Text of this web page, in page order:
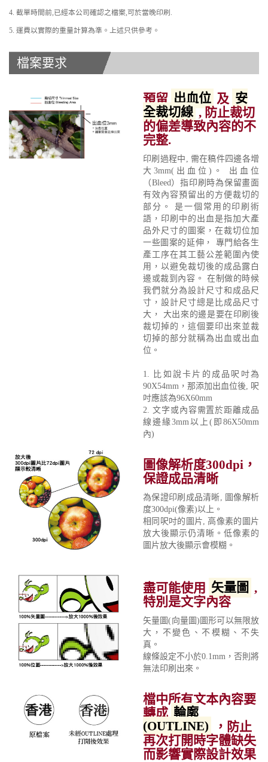
4. 截單時間前,已經本公司確認之檔案,可於當晚印刷.
5. 運費以實際的重量計算為準。上述只供參考。
檔案要求
預留 出血位 及 安
全裁切線, 防止裁切
的偏差導致內容的不
完整.
印刷過程中, 需在稿件四邊各增
大3mm(出血位)。 出血位
（Bleed）指印刷時為保留畫面
有效內容預留出的方便裁切的
部分。 是一個常用的印刷術
語，印刷中的出血是指加大產
品外尺寸的圖案，在裁切位加
一些圖案的延伸， 專門給各生
產工序在其工藝公差範圍內使
用，以避免裁切後的成品露白
邊或裁到內容。 在制做的時候
我們就分為設計尺寸和成品尺
寸，設計尺寸總是比成品尺寸
大， 大出來的邊是要在印刷後
裁切掉的，這個要印出來並裁
切掉的部分就稱為出血或出血
位。
1. 比如說卡片的成品呎吋為
90X54mm，那添加出血位後, 呎
吋應該為96X60mm
2. 文字或內容需置於距離成品
線邊緣3mm以上(即86X50mm
內)
圖像解析度300dpi，
保證成品清晰
為保證印刷成品清晰, 圖像解析
度300dpi(像素)以上。
相同呎吋的圖片, 高像素的圖片
放大後顯示仍清晰。低像素的
圖片放大後顯示會模糊。
盡可能使用 矢量圖 ,
特別是文字內容
矢量圖(向量圖)圖形可以無限放
大，不變色、不模糊、不失
真。
線條設定不小於0.1mm，否則將
無法印刷出來。
檔中所有文本內容要
轉成 輪廓
(OUTLINE)
，防止
再次打開時字體缺失
而影響實際設計效果